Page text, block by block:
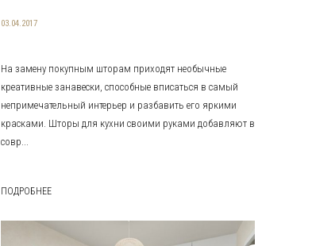
03.04.2017
На замену покупным шторам приходят необычные
креативные занавески, способные вписаться в самый
непримечательный интерьер и разбавить его яркими
красками. Шторы для кухни своими руками добавляют в
совр...
ПОДРОБНЕЕ